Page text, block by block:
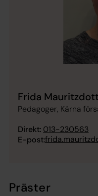
Frida
Pedagoger, Kärna
Direkt: 013-230563
E-post:
Präster